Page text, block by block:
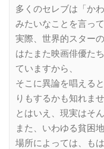
多くのセレブは「か
みたいなことを言っ
実際、世界的スター
はたまた映画俳優た
ていますから、
そこに異論を唱える
りもするかも知れませ
とはいえ、現実はそ
また、いわゆる貧困地
場所によっては、も